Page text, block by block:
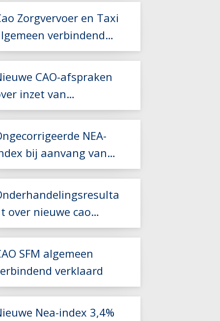
Lees meer
Zorgvervoer en Taxi
verbindend
Lees meer
CAO-afspraken
inzet van
NEA-
bij aanvang van
nieuw
Lees meer
over nieuwe cao
en Taxi
SFM algemeen
verklaard
Nea-index 3,4%